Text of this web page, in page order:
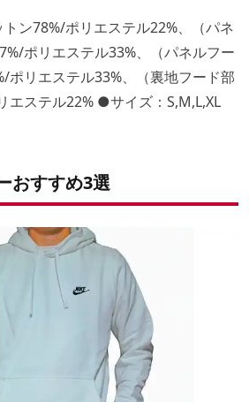
ン78%/ポリエステル22%、（パネ
ポリエステル33%、（パネルフー
ポリエステル33%、（裏地フード部
エステル22% ●サイズ：S,M,L,XL
おすすめ3選